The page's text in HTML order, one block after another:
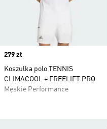
Price
279 zł
Koszulka polo TENNIS
CLIMACOOL + FREELIFT PRO
Męskie Performance